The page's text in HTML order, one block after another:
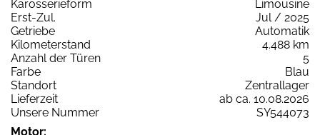
Karosserieform
Limousine
Erst-Zul.
Jul / 2025
Getriebe
Automatik
Kilometerstand
4.488 km
Anzahl der Türen
5
Farbe
Blau
Standort
Zentrallager
Lieferzeit
ab ca. 10.08.2026
Unsere Nummer
SY544073
Motor: